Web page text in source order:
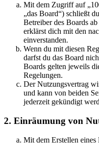
Mit dem Zugriff auf
„das Board“) schließt
Betreiber des Boards
erklärst dich mit den
einverstanden.
Wenn du mit diesen
darfst du das Board
Boards gelten jeweils
Regelungen.
Der Nutzungsvertrag
und kann von beiden
jederzeit gekündigt
2. Einräumung von
Mit dem Erstellen eines